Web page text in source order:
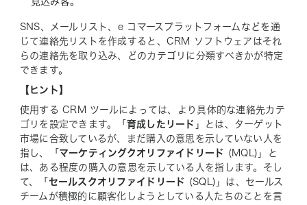
SNS、メールリスト、e コマースプラットフォームなどを通
じて連絡先リストを作成すると、CRM ソフトウェアはそれ
らの連絡先を取り込み、どのカテゴリに分類すべきかが特定
できます。
【ヒント】
使用する CRM ツールによっては、より具体的な連絡先カテ
ゴリを設定できます。「 育成したリード 」とは、ターゲット
市場に合致しているが、まだ購入の意思を示していない人を
指し、「 マーケティングクオリファイドリード
(MQL)」と
は、ある程度の購入の意思を示している人を指します。そし
て、「 セールスクオリファイドリード
(SQL)」は、セールス
チームが積極的に顧客化しようとしている人たちのことを言